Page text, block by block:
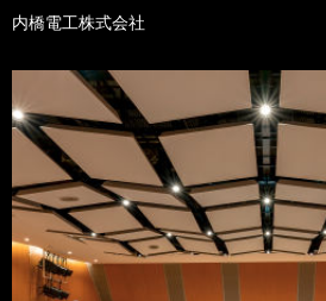
内橋電工株式会社